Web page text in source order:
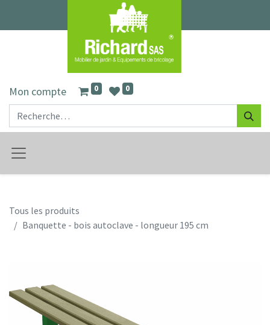
Mon compte 0 0
Tous les produits
Banquette - bois autoclave - longueur 195 cm